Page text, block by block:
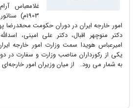
1903م)
امور خارجه ایران در دوران حکومت محمّدرضا
دکتر منوچهر اقبال، دکتر علی امینی،
امیرعباس هویدا سمت وزارت امور خارجه ایران
یکی از رکورداران مناصب وزارت و سفارت در
به شمار می رود. از میان وزیران امور خارجه‌ای که